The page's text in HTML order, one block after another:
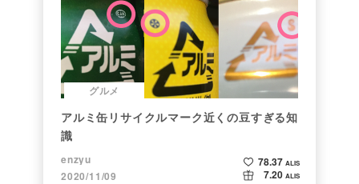
グルメ
アルミ缶リサイクルマーク近くの豆すぎる知
識
enzyu
2020/11/09
78.37 ALIS
7.20 ALIS